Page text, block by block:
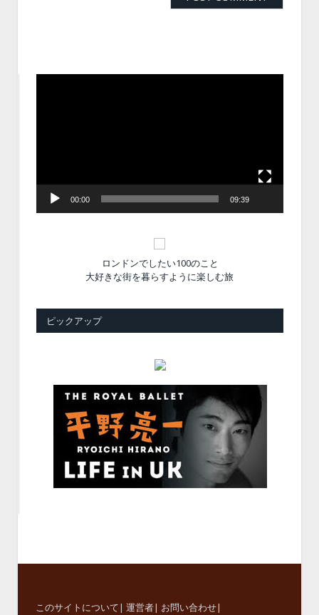
00:00 09:39
ロンドンでしたい100のこと
大好きな街を暮らすように楽しむ旅
ピックアップ
このサイトについて| 運営者| お問い合わせ|